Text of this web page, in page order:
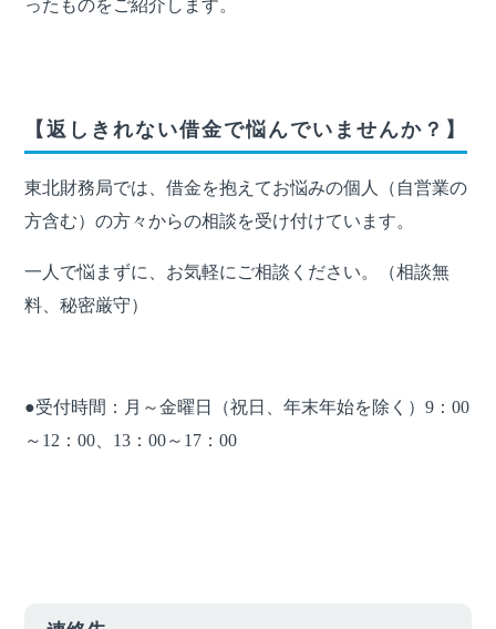
・苦情解決
・個人情報保護方針
・ウェブサイト利用規約
・情報公開規程
ったものをご紹介します。
【返しきれない借金で悩んでいませんか？】
東北財務局では、借金を抱えてお悩みの個人（自営業の
方含む）の方々からの相談を受け付けています。
一人で悩まずに、お気軽にご相談ください。（相談無
料、秘密厳守）
●受付時間：月～金曜日（祝日、年末年始を除く）9：00
～12：00、13：00～17：00